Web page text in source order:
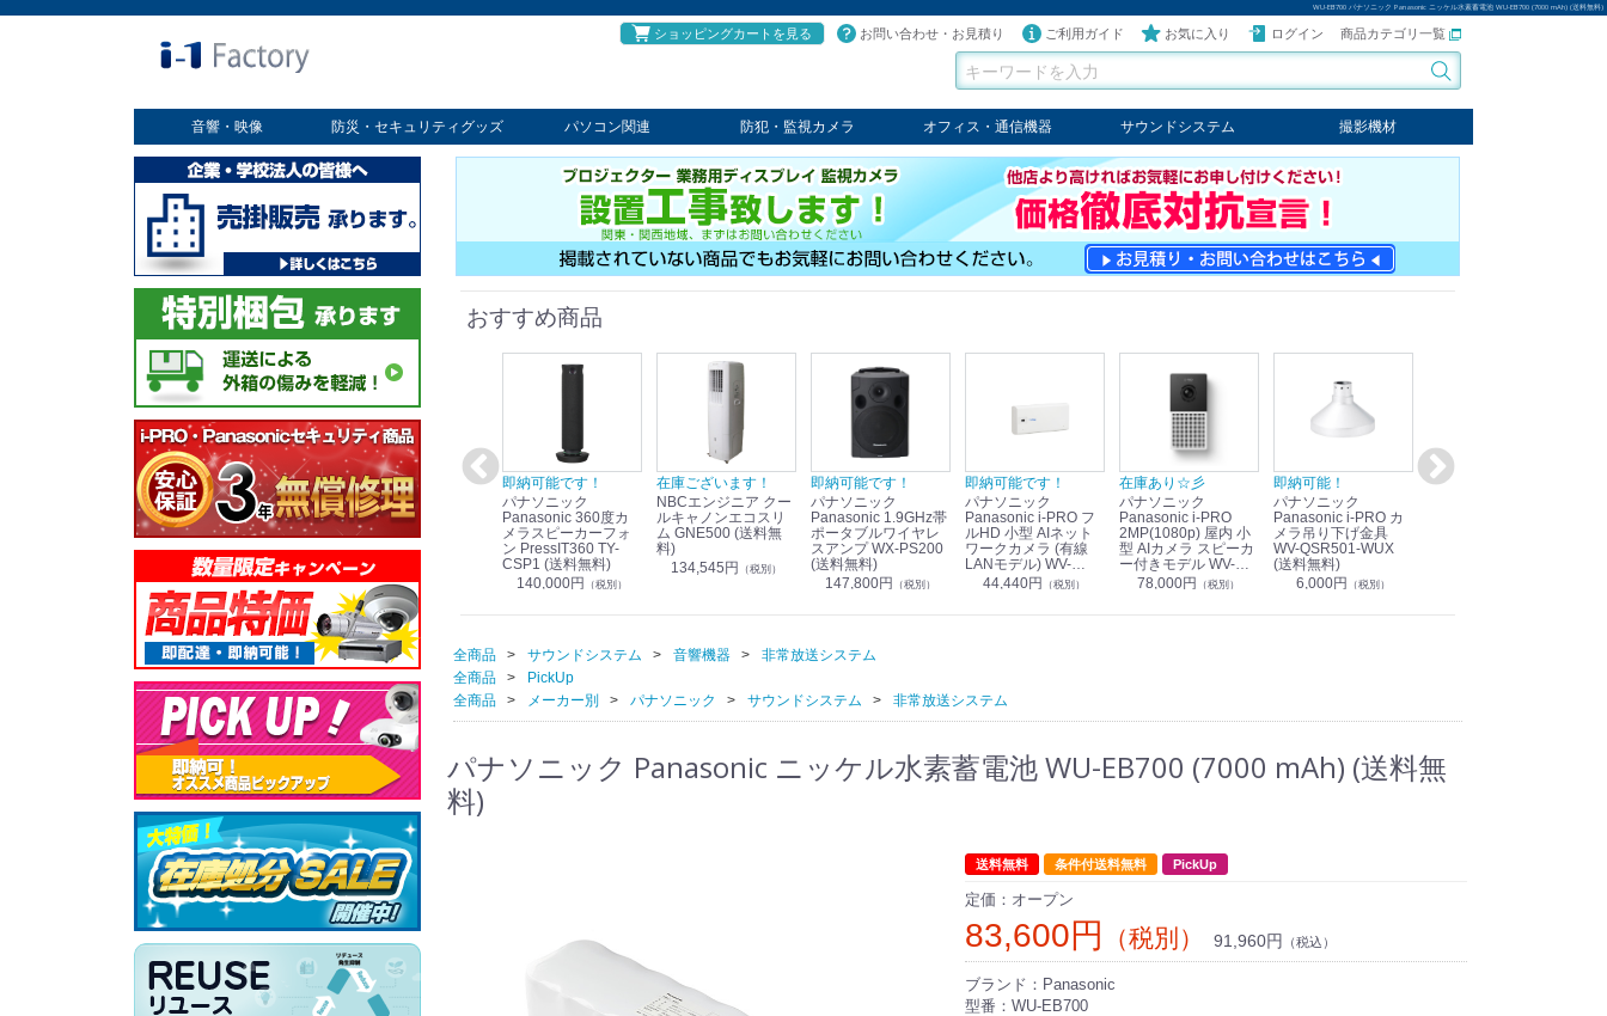
WU-EB700 パナソニック Panasonic ニッケル水素蓄電池 WU-EB700 (7000 mAh) (送料無料)
ショッピングカートを見る お問い合わせ・お見積り ご利用ガイド お気に入り ログイン 商品カテゴリ一覧
音響・映像
業務用ディスプレイ
プロジェクター
放送・業務用映像システム
書画カメラ
スクリーン
オプション
防災・セキュリティグッズ
セキュリティグッズ
防災グッズ
パソコン関連
パソコン
タブレット
PCパーツ
コンソール
ケーブル
切替器・延長器
伝送器
コンバータ
その他
防犯・監視カメラ
パナソニック
TAKEX
LET'S
JSS
SELCO
PRINCETON
OS
ネクステージ
ATEN
オフィス・通信機器
回線切替器
疑似電話回線装置
通信機器
デジタル携帯電話PBX
収納・ラック・ハンガー
会議システム
電子黒板
ホワイトボード
その他
サウンドシステム
音響機器
輸入オーディオ
楽器
ケーブル
撮影機材
ビデオライト
クールライト
LEDライト
スタンド
写真関連商品
スタジオセット商品
オプション
おすすめ商品
Panasonic i-PRO
2MP(1080p) 屋内 小
型 AIカメラ スピーカ
S71301-F2L (送料無
（税別）
即納可能！
パナソニック
Panasonic i-PRO カ
メラ吊り下げ金具
WV-QSR501-WUX
(送料無料)
6,000円（税別）
在庫あり！送料無料！
パナソニック
Panasonic リモコン
マイク (10局用) WR-
210A (送料無料)
39,000円
即納可能です！
パナソニック
Panasonic 360度カ
メラスピーカーフォ
ン PressIT360 TY-
CSP1 (送料無料)
140,000円 （税別）
在庫ございます！
NBCエンジニア クー
ルキャノンエコスリ
ム GNE500 (送料無
料)
134,545円
（税別）
即納可能です！
パナソニック
Panasonic 1.9GHz帯
ポータブルワイヤレ
スアンプ WX-PS200
(送料無料)
147,800円 （税別）
即納可能です！
パナソニック
Panasonic i-PRO フ
ルHD 小型 AIネット
ワークカメラ (有線
LANモデル) WV-
S7130UX (送料無料)
44,440円 （税別）
在庫あり☆彡
パナソニック
Panasonic i-PRO
2MP(1080p) 屋内 小
型 AIカメラ スピーカ
ー付きモデル WV-
S71301-F2L (送料無
78,000円 （税別）
即納可能！
パナソニック
Panasonic i-PRO カ
メラ吊り下げ金具
WV-QSR501-WUX
(送料無料)
6,000円 （税別）
全商品 サウンドシステム 音響機器
非常放送システム
全商品
PickUp
全商品
メーカー別 パナソニック サウンドシステム 非常放送システム
パナソニック Panasonic ニッケル水素蓄電池 WU-EB700 (7000 mAh) (送料無
料)
送料無料 条件付送料無料 PickUp
定価：オープン
83,600円 （税別） 91,960円 （税込）
ブランド：Panasonic
型番：WU-EB700